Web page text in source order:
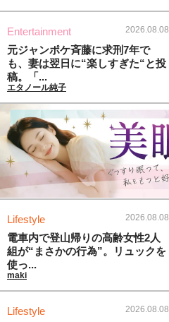
Entertainment 2026.08.08
元ジャンポケ斉藤に求刑7年で
も、妻は翌日に“楽しすぎた“と投
稿。「...
エタノール純子
Lifestyle 2026.08.08
電車内で登山帰りの高齢女性2人
組が“まさかの行為”。リュックを
使っ...
maki
Lifestyle 2026.08.08